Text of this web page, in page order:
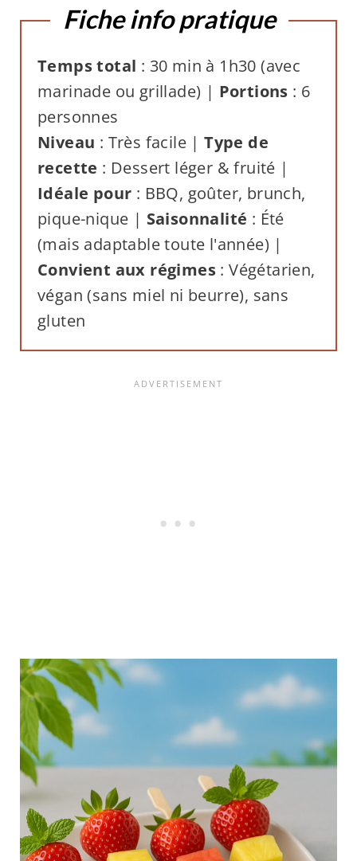
Fiche info pratique
Temps total : 30 min à 1h30 (avec
marinade ou grillade) | Portions : 6
personnes
Niveau : Très facile |Type de
recette : Dessert léger & fruité |
Idéale pour : BBQ, goûter, brunch,
pique-nique | Saisonnalité : Été
(mais adaptable toute l'année) |
Convient aux régimes: Végétarien,
végan (sans miel ni beurre), sans
gluten